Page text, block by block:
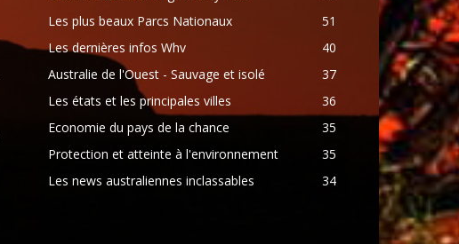
Les plus beaux Parcs Nationaux
51
Les dernières infos Whv
40
Australie de l'Ouest - Sauvage et isolé
37
Les états et les principales villes
36
Economie du pays de la chance
35
Protection et atteinte à l'environnement
35
Les news australiennes inclassables
34